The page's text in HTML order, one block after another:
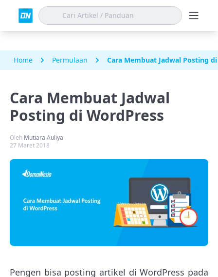
Home Permulaan Cara Membuat Jadwal Posting
Cara Membuat Jadwal
Posting di WordPress
Oleh Mutiara Auliya
27 Maret 2018
Pengen bisa posting artikel di WordPress pada